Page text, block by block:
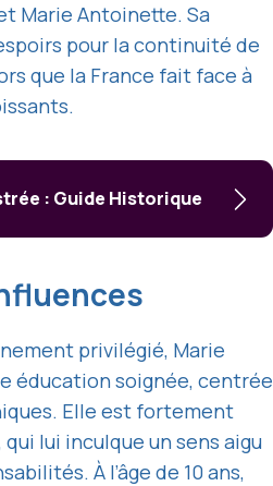
Marie Antoinette. Sa
pour la continuité de
que la France fait face à
: Guide Historique
privilégié, Marie
éducation soignée, centrée
Elle est fortement
lui inculque un sens aigu
À l’âge de 10 ans,